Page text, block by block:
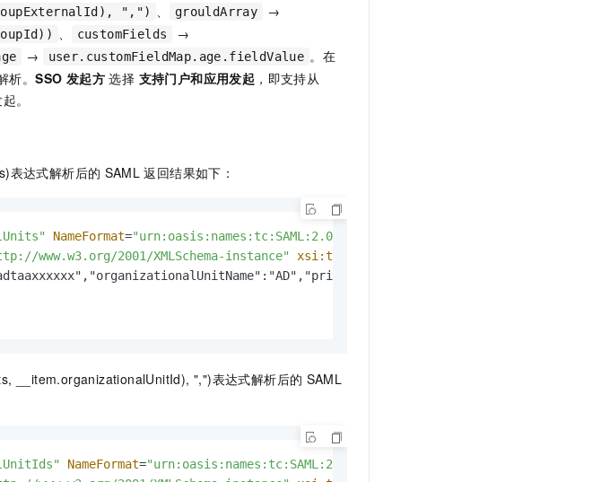
",") grouldArray →
customFields →
→ user.customFieldMap.age.fieldValue 。在
析。SSO 发起方 选择 支持门户和应用发起 ，即支持从
。
表达式解析后的 SAML 返回结果如下：
NameFormat="urn:oasis:names:tc:SAML:2.0:attrname-format:unspecified"
www.w3.org/2001/XMLSchema-instance" xsi:type
__item.organizationalUnitId), ",")表达式解析后的 SAML
NameFormat="urn:oasis:names:tc:SAML:2.0:attrname-format:unspecified"